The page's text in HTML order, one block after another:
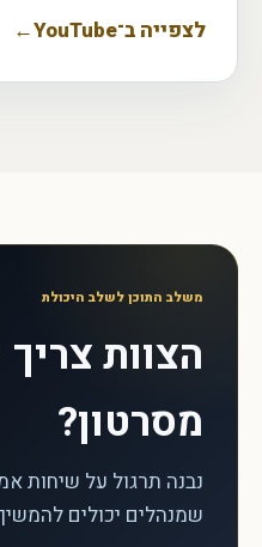
לצפייה ב־YouTube ←
משלב התוכן לשלב היכולת
הצוות צריך
מסרטון?
נבנה תרגול על שיחות
שמנהלים יכולים